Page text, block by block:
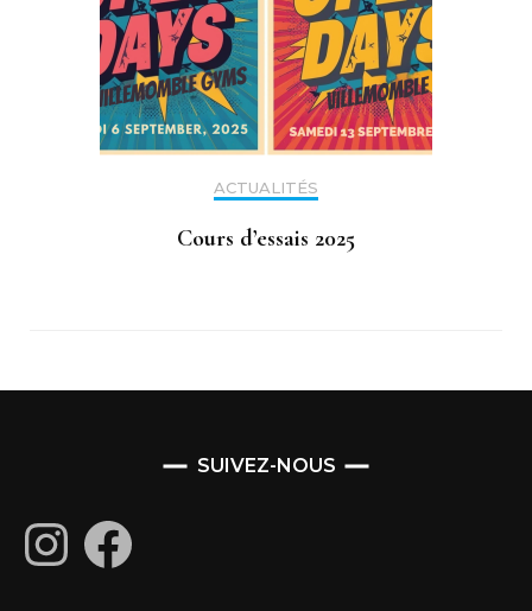
ACTUALITÉS
Cours d’essais 2025
SUIVEZ-NOUS
InstagramFacebook